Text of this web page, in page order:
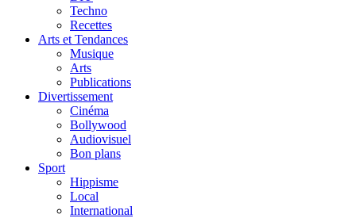
Techno
Recettes
Arts et Tendances
Musique
Arts
Publications
Divertissement
Cinéma
Bollywood
Audiovisuel
Bon plans
Sport
Hippisme
Local
International